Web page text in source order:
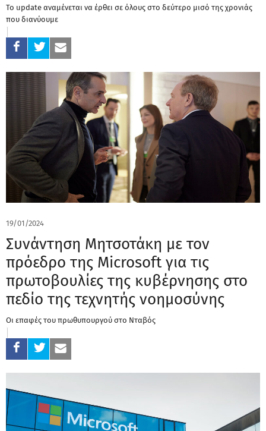
To update αναμένεται να έρθει σε όλους στο δεύτερο μισό της χρονιάς
που διανύουμε
19/01/2024
Συνάντηση Μητσοτάκη με τον
πρόεδρο της Microsoft για τις
πρωτοβουλίες της κυβέρνησης στο
πεδίο της τεχνητής νοημοσύνης
Οι επαφές του πρωθυπουργού στο Νταβός